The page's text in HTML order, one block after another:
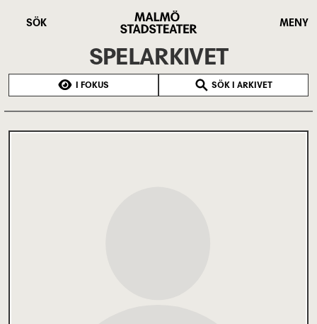
SÖK
Stadsteater
MENY
SPELARKIVET
I FOKUS SÖK I ARKIVET